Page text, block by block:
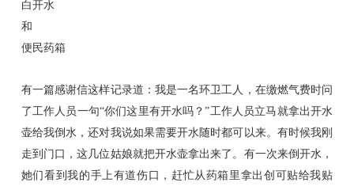
白开水
和
便民药箱
有一篇感谢信这样记录道： 我是一名环卫工人，在缴燃气费时问
了工作人员一句“你们这里有开水吗？”工作人员立马就拿出开水
壶给我倒水，还对我说如果需要开水随时都可以来。有时候我刚
走到门口，这几位姑娘就把开水壶拿出来了。有一次来倒 开水，
她们看到我的手上有道伤口， 赶忙从药箱里拿出创可贴给我贴